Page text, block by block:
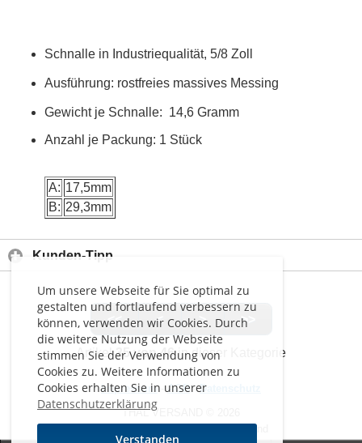
Um unsere Webseite für Sie optimal zu
gestalten und fortlaufend verbessern zu
können, verwenden wir Cookies. Durch
die weitere Nutzung der Webseite
stimmen Sie der Verwendung von
Cookies zu. Weitere Informationen zu
Cookies erhalten Sie in unserer
Datenschutzerklärung
Verstanden
Schnalle in Industriequalität, 5/8 Zoll
Ausführung: rostfreies massives Messing
Gewicht je Schnalle: 14,6 Gramm
Anzahl je Packung: 1 Stück
A: 17,5mm
B: 29,3mm
Kunden-Tipp
<< < > >>
Artikel35 von 46in dieser Kategorie
Impressum-AGB-Datenschutz
THAL VERSAND © 2026
Alle Preise inkl. MwSt. zzgl. Versand